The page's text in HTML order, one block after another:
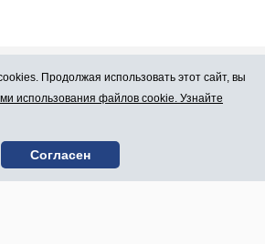
Реклама
Условия
пользования
Продолжая использовать этот сайт, вы
использования файлов cookie. Узнайте
Согласен